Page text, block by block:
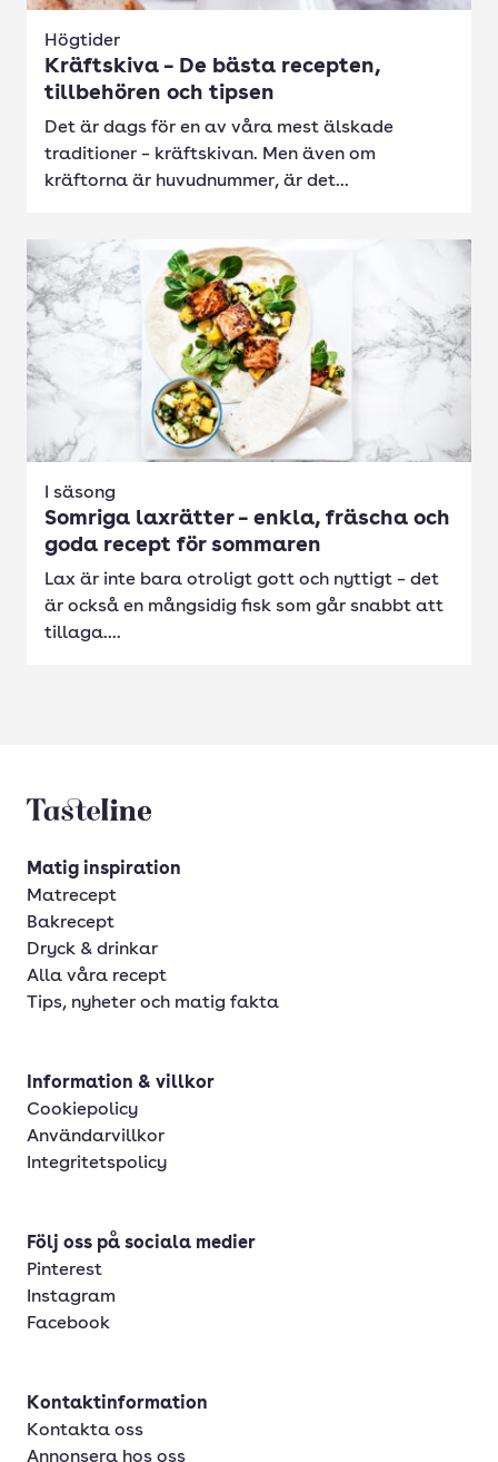
Högtider
Kräftskiva – De bästa recepten,
tillbehören och tipsen
Det är dags för en av våra mest älskade
traditioner – kräftskivan. Men även om
kräftorna är huvudnummer, är det...
I säsong
Somriga laxrätter – enkla, fräscha och
goda recept för sommaren
Lax är inte bara otroligt gott och nyttigt – det
är också en mångsidig fisk som går snabbt att
tillaga....
Tasteline startsida
Matig inspiration
Matrecept
Bakrecept
Dryck & drinkar
Alla våra recept
Tips, nyheter och matig fakta
Information & villkor
Cookiepolicy
Användarvillkor
Integritetspolicy
Följ oss på sociala medier
Pinterest
Instagram
Facebook
Kontaktinformation
Kontakta oss
Annonsera hos oss